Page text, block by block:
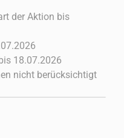
der Aktion bis
18.07.2026
nicht berücksichtigt